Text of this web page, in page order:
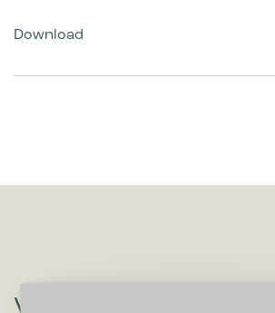
Download